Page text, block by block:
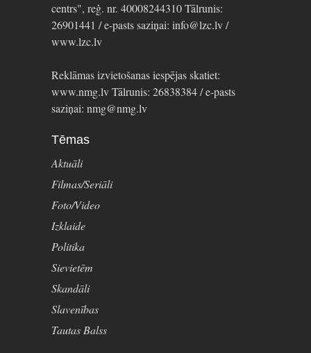
centrs", reģ. nr. 40008244310 Tālrunis:
26901441 / e-pasts saziņai: info@lzc.lv /
www.lzc.lv
Reklāmas izvietošanas iespējas skatiet:
www.nmg.lv Tālrunis: 26838384 / e-pasts
saziņai: nmg@nmg.lv
Tēmas
Aktuāli
Filmas/Seriāli
Foto/Video
Izklaide
Politika
Sievietēm
Skandāli
Slavenības
Tautas Balss